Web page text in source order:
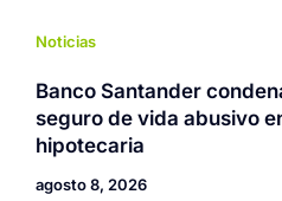
Noticias
Banco Santander
seguro de vida abusivo
hipotecaria
agosto 8, 2026